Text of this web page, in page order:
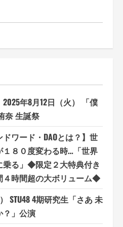
2025年8月12日（火） 「僕
奈 生誕祭
ドワード・DAOとは？】世
８０度変わる時…「世界
乗る」◆限定２大特典付き
４時間超の大ボリューム◆
STU48 4期研究生「さあ 未
？」公演